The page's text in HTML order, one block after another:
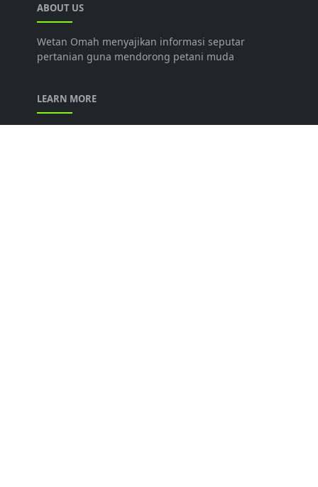
ABOUT US
Wetan Omah menyajikan informasi seputar
pertanian guna mendorong petani muda
LEARN MORE